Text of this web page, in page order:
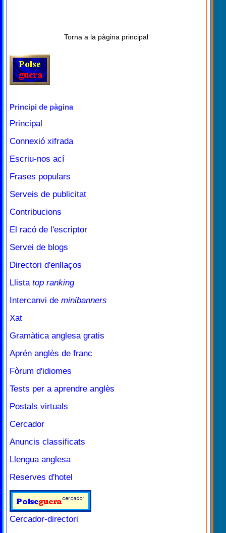
Torna a la pàgina principal
Principi de pàgina
Principal
Connexió xifrada
Escriu-nos ací
Frases populars
Serveis de publicitat
Contribucions
El racó de l'escriptor
Servei de blogs
Directori d'enllaços
Llista top ranking
Intercanvi de minibanners
Xat
Gramàtica anglesa gratis
Aprén anglès de franc
Fòrum d'idiomes
Tests per a aprendre anglès
Postals virtuals
Cercador
Anuncis classificats
Llengua anglesa
Reserves d'hotel
Cercador-directori